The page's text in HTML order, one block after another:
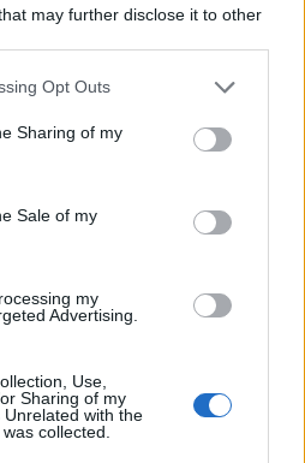
may further disclose it to other
app uses one or more Google
behaviour. You may click to
and its third-party tags to
purposes in below Google
Opt Outs
Sharing of my
Sale of my
my
Advertising.
Use,
Sharing of my
with the
collected.